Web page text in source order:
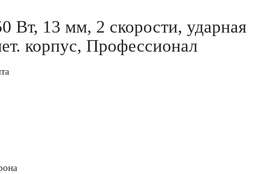
Вт, 13 мм, 2 скорости, ударная
корпус, Профессионал